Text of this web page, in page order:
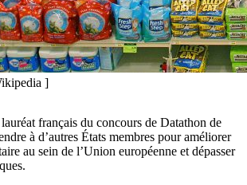
]
français du concours de Datathon de
à d’autres États membres pour améliorer
au sein de l’Union européenne et dépasser